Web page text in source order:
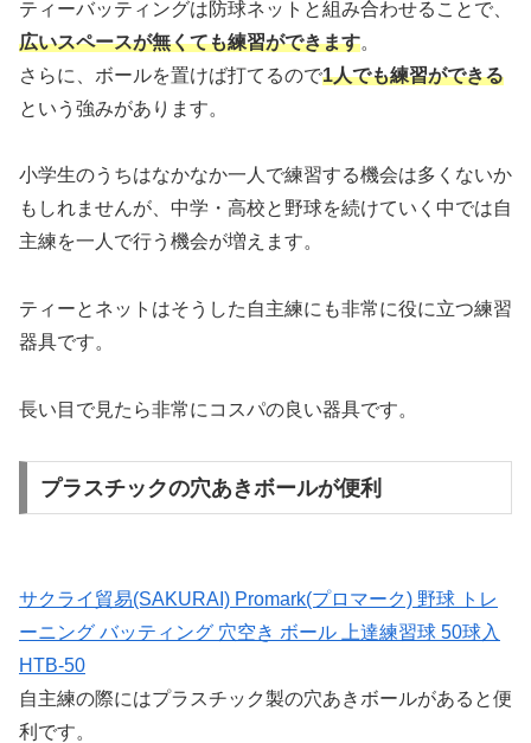
ティーバッティングは防球ネットと組み合わせることで、
広いスペースが無くても練習ができます。
さらに、ボールを置けば打てるので1人でも練習ができる
という強みがあります。
小学生のうちはなかなか一人で練習する機会は多くないか
もしれませんが、中学・高校と野球を続けていく中では自
主練を一人で行う機会が増えます。
ティーとネットはそうした自主練にも非常に役に立つ練習
器具です。
長い目で見たら非常にコスパの良い器具です。
プラスチックの穴あきボールが便利
サクライ貿易(SAKURAI) Promark(プロマーク) 野球 トレ
ーニング バッティング 穴空き ボール 上達練習球 50球入
HTB-50
自主練の際にはプラスチック製の穴あきボールがあると便
利です。